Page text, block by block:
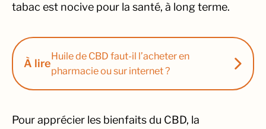
tabac est nocive pour la santé, à long terme.
À lire
Huile de CBD faut-il l’acheter en
pharmacie ou sur internet ?
Pour apprécier les bienfaits du CBD, la